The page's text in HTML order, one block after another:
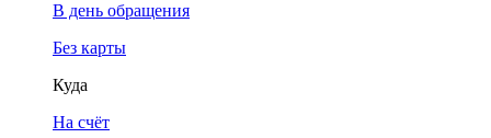
В день обращения
Без карты
Куда
На счёт